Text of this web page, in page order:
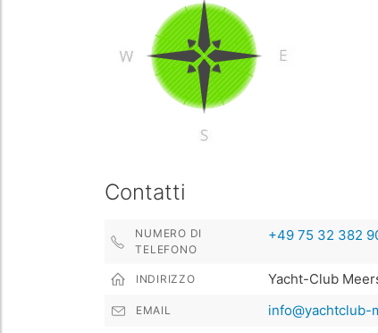
Contatti
NUMERO DI
TELEFONO
+49 75 32 382
INDIRIZZO Yacht-Club
EMAIL info@yachtclub-